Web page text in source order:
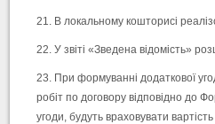
В локальному кошторисі
У звіті «Зведена відомість»
При формуванні додаткової
робіт по договору відповідно до
угоди, будуть враховувати